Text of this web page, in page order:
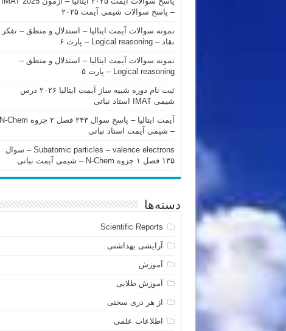
– پاسخ سوالات شیمی آیمت ۲۰۲۵
نمونه سوالات آیمت ایتالیا – استدلال و منطق – تفکر
نقاد – Logical reasoning – پارت ۶
نمونه سوالات آیمت ایتالیا – استدلال و منطق –
Logical reasoning – پارت ۵
ثبت نام دوره شبیه ساز آیمت ایتالیا ۲۰۲۶ درس
شیمی IMAT استاد نباتی
آیمت ایتالیا – پاسخ سوال ۲۴۳ فصل ۲ جزوه N-Chem
– شیمی آیمت استاد نباتی
Subatomic particles – valence electrons – سوال
۱۳۵ فصل ۱ جزوه N-Chem – شیمی آیمت نباتی
دسته‌ها
Scientific Reports
آرایشی بهداشتی
آموزش
آموزش طلایی
از هر دری سخنی
اطلاعات علمی